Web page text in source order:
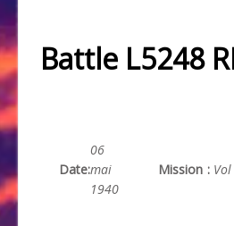
Battle L5248
Date:
06
mai
1940
Mission :